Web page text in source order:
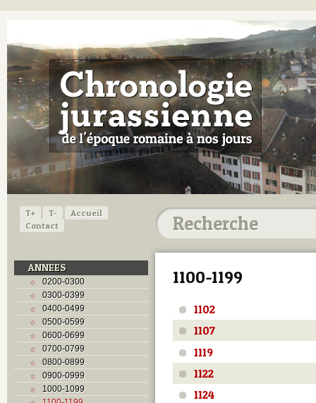
T+ T-
Accueil
Contact
ANNEES
0200-0300
0300-0399
0400-0499
0500-0599
0600-0699
0700-0799
0800-0899
0900-0999
1000-1099
1100-1199
1102
1107
1119
1122
1124